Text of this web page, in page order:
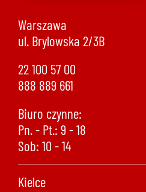
Warszawa
ul. Brylowska 2/3B
22 100 57 00
888 889 661
Biuro czynne:
Pn. - Pt.: 9 - 18
Sob: 10 - 14
Kielce